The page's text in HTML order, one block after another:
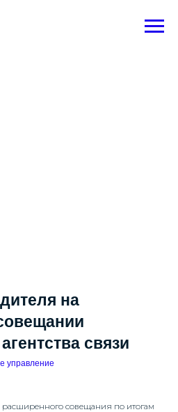
на
связи
управление
совещания по итогам